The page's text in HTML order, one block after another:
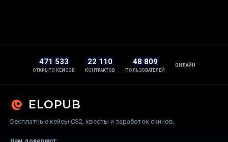
471 533
ОТКРЫТО КЕЙСОВ
22 110
КОНТРАКТОВ
48 809
ПОЛЬЗОВАТЕЛЕЙ
ОНЛАЙН
ELOPUB
Бесплатные кейсы CS2, квесты и заработок скинов.